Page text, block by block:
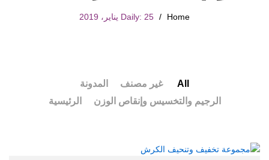
Home
/ Daily: 25 يناير، 2019
All غير مصنف
المدونة
الرجيم والتخسيس وإنقاص الوزن
الرئيسية